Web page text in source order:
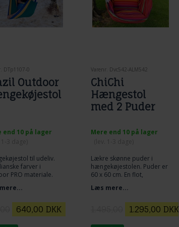
DTp1107-0
Outdoor
end 10 på lager
til udeliv.
farver i
PRO materiale.
skal
640,00 DKK
Varenr. Dvc542-ALM542
ChiChi
Hængestol
med 2 Puder
Mere end 10 på lager
Lækre skønne puder i
hængekøjestolen. Puder er
60 x 60 cm. En flot,
hængekøjestol til hus og
sammensætning, hvor der
rigtig er leget og arbejdet
med farverne.
Læs mere...
1.295,00 DKK